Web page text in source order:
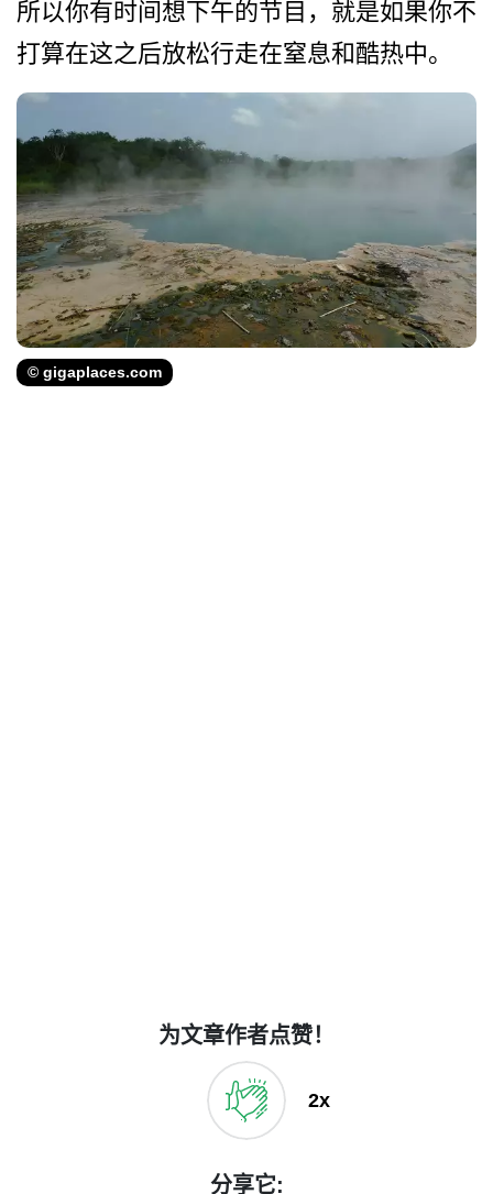
所以你有时间想下午的节目，就是如果你不
打­算在这之后放松行走在窒息和酷热中。
© gigaplaces.com
为文章作者点赞！
2x
分享它: